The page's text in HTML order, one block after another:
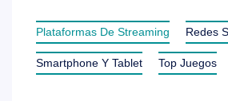
Plataformas De Streaming Redes
Smartphone Y Tablet Top Juegos